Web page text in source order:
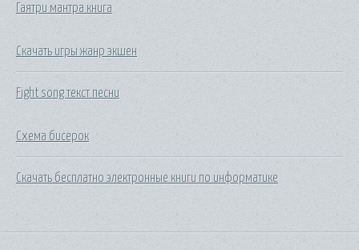
Гаятри мантра книга
Скачать игры жанр экшен
Fight song текст песни
Схема бисерок
Скачать бесплатно электронные книги по информатике